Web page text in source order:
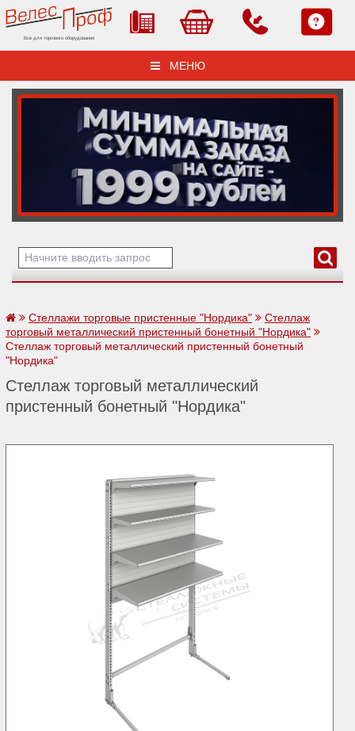
Все для торгового оборудования
МЕНЮ
Стеллажи торговые пристенные "Нордика"
Стеллаж
торговый металлический пристенный бонетный "Нордика"
Стеллаж торговый металлический пристенный бонетный
"Нордика"
Стеллаж торговый металлический
пристенный бонетный "Нордика"